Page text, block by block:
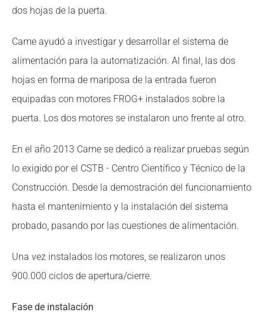
dos hojas de la puerta.
Came ayudó a investigar y desarrollar el sistema de
alimentación para la automatización. Al final, las dos
hojas en forma de mariposa de la entrada fueron
equipadas con motores FROG+ instalados sobre la
puerta. Los dos motores se instalaron uno frente al otro.
En el año 2013 Came se dedicó a realizar pruebas según
lo exigido por el CSTB - Centro Científico y Técnico de la
Construcción. Desde la demostración del funcionamiento
hasta el mantenimiento y la instalación del sistema
probado, pasando por las cuestiones de alimentación.
Una vez instalados los motores, se realizaron unos
900.000 ciclos de apertura/cierre.
Fase de instalación